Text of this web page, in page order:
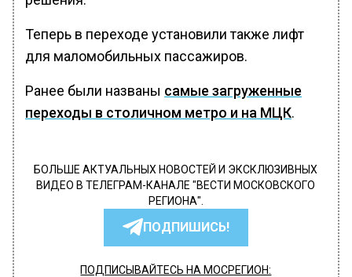
Теперь в переходе установили также лифт
для маломобильных пассажиров.
Ранее были названы самые загруженные
переходы в столичном метро и на МЦК.
БОЛЬШЕ АКТУАЛЬНЫХ НОВОСТЕЙ И ЭКСКЛЮЗИВНЫХ
ВИДЕО В ТЕЛЕГРАМ-КАНАЛЕ "ВЕСТИ МОСКОВСКОГО
РЕГИОНА".
ПОДПИШИСЬ!
ПОДПИСЫВАЙТЕСЬ НА МОСРЕГИОН: